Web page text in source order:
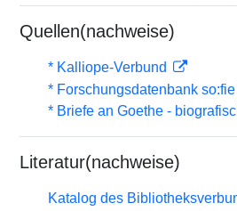
Quellen(nachweise)
* Kalliope-Verbund
* Forschungsdatenbank
* Briefe an Goethe -
Literatur(nachweise)
Katalog des